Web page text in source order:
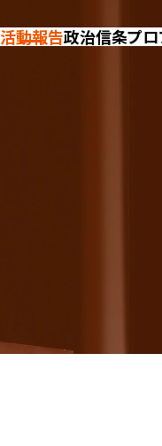
活動報告政治信条プロ